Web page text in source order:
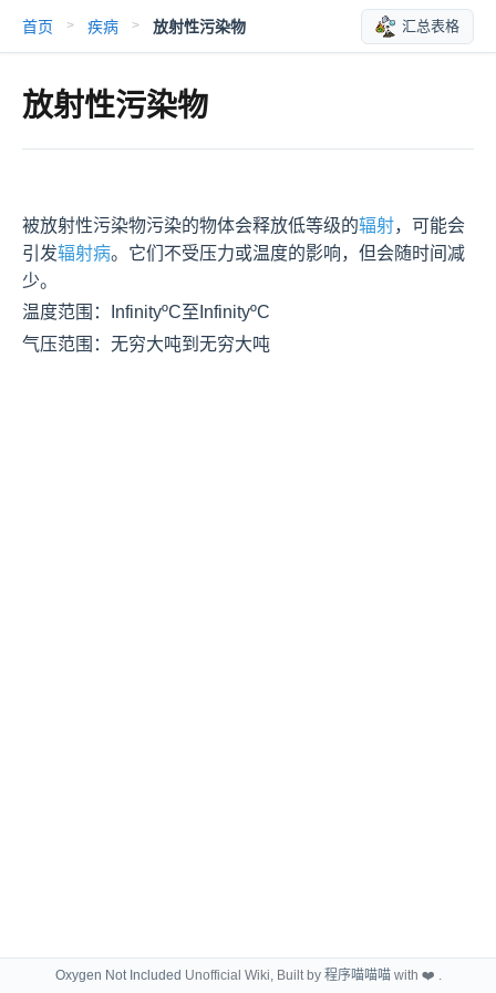
首页 > 疾病 > 放射性污染物 汇总表格
放射性污染物
被放射性污染物污染的物体会释放低等级的辐射，可能会
引发辐射病。它们不受压力或温度的影响，但会随时间减
少。
温度范围：InfinityºC至InfinityºC
Oxygen Not Included Unofficial Wiki, Built by 程序喵喵喵with ❤️ .